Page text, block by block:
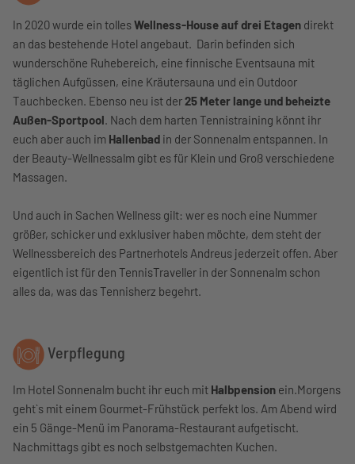
In 2020 wurde ein tollesWellness-House auf drei Etagen direkt
an das bestehende Hotel angebaut. Darin befinden sich
wunderschöne Ruhebereich, eine finnische Eventsauna mit
täglichen Aufgüssen, eine Kräutersauna und ein Outdoor
Tauchbecken. Ebenso neu ist der25 Meter lange und beheizte
Außen-Sportpool. Nach dem harten Tennistraining könnt ihr
euch aber auch im Hallenbad in der Sonnenalm entspannen. In
der Beauty-Wellnessalm gibt es für Klein und Groß verschiedene
Massagen.
Und auch in Sachen Wellness gilt: wer es noch eine Nummer
größer, schicker und exklusiver haben möchte, dem steht der
Wellnessbereich des Partnerhotels Andreus jederzeit offen. Aber
eigentlich ist für den TennisTraveller in der Sonnenalm schon
alles da, was das Tennisherz begehrt.
Verpflegung
Im Hotel Sonnenalm bucht ihr euch mit Halbpension ein.Morgens
geht`s mit einem Gourmet-Frühstück perfekt los. Am Abend wird
ein 5 Gänge-Menü im Panorama-Restaurant aufgetischt.
Nachmittags gibt es noch selbstgemachten Kuchen.